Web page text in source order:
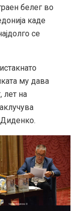
белег во
каде
се
му дава
лет на
Диденко.